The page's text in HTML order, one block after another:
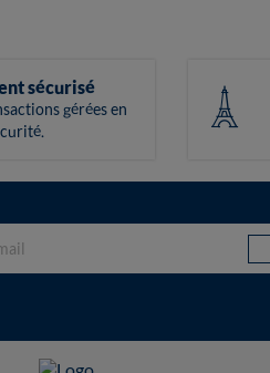
sécurisé
gérées en